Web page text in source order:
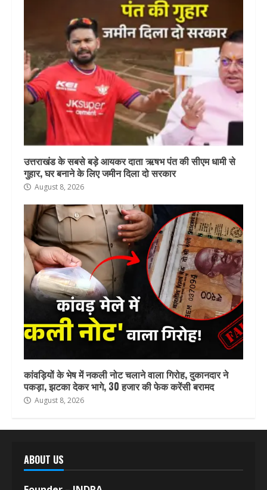
उत्तराखंड के सबसे बड़े आयकर दाता ऋषभ पंत की सीएम धामी से
गुहार, घर बनाने के लिए जमीन दिला दो सरकार
August 8, 2026
कांवड़ियों के भेष में नकली नोट चलाने वाला गिरोह, दुकानदार ने
पकड़ा, झटका देकर भागे, 30 हजार की फेक करेंसी बरामद
August 8, 2026
ABOUT US